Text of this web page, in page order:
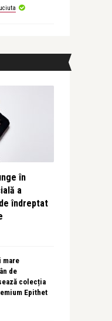
în
a
îndreptat
mare
de
colecția
Epithet